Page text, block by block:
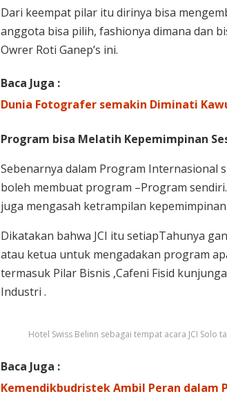
Dari keempat pilar itu dirinya bisa
anggota bisa pilih, fashionya dimana dan
Owrer Roti Ganep’s ini.
Baca Juga :
Dunia Fotografer semakin Diminati
Program bisa Melatih Kepemimpinan
Sebenarnya dalam Program Internasional
boleh membuat program –Program
juga mengasah ketrampilan
Dikatakan bahwa JCI itu setiapTahunya
atau ketua untuk mengadakan program
termasuk Pilar Bisnis ,Cafeni Fisid
Industri .
Hotel Swiss Belinn sebagai tempat acara JCI Solo
Baca Juga :
Kemendikbudristek Ambil Peran dalam